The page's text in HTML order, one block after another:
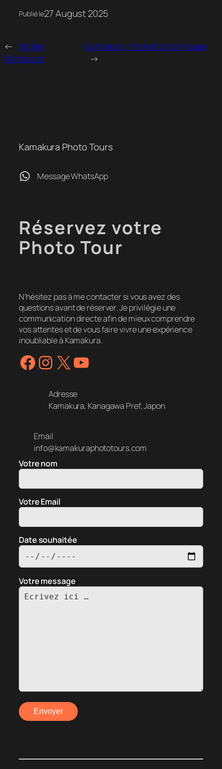
Publié le27 August 2025
← Visiter
Kamakura
Kamakura international house
→
Kamakura Photo Tours
WhatsApp Message WhatsApp
Réservez votre
Photo Tour
N’hésitez pas à me contacter si vous avez des
questions avant de réserver. Je privilégie une
communication directe afin de mieux comprendre
vos attentes et de vous faire vivre une expérience
inoubliable à Kamakura.
Facebook Instagram X YouTube
Adresse
Kamakura, Kanagawa Pref, Japon
Email
info@kamakuraphototours.com
Votre nom
Votre Email
Date souhaitée
Votre message